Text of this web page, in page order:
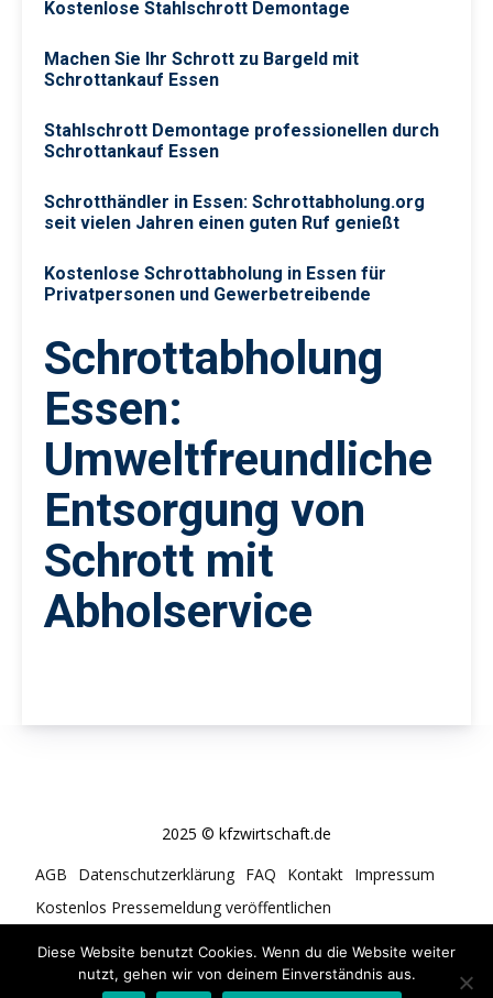
Kostenlose Stahlschrott Demontage
Machen Sie Ihr Schrott zu Bargeld mit
Schrottankauf Essen
Stahlschrott Demontage professionellen durch
Schrottankauf Essen
Schrotthändler in Essen: Schrottabholung.org
seit vielen Jahren einen guten Ruf genießt
Kostenlose Schrottabholung in Essen für
Privatpersonen und Gewerbetreibende
Schrottabholung
Essen:
Umweltfreundliche
Entsorgung von
Schrott mit
Abholservice
2025 © kfzwirtschaft.de
AGB
Datenschutzerklärung FAQ Kontakt Impressum
Kostenlos Pressemeldung veröffentlichen
Diese Website benutzt Cookies. Wenn du die Website weiter
nutzt, gehen wir von deinem Einverständnis aus.